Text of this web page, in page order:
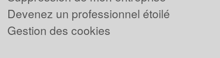
Devenez un professionnel étoilé
Gestion des cookies